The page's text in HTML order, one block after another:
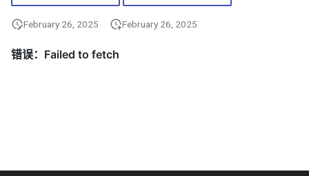
February 26, 2025 February 26, 2025